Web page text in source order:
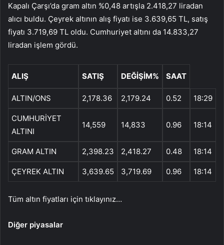
Kapalı Çarşı’da gram altın %0,48 artışla 2.418,27 liradan
alıcı buldu. Çeyrek altının alış fiyatı ise 3.639,65 TL, satış
fiyatı 3.719,69 TL oldu. Cumhuriyet altını da 14.833,27
liradan işlem gördü.
ALIŞ SATIŞ DEĞİŞİM% SAAT
ALTIN/ONS 2,178.36 2,179.24 0.52 18:29
CUMHURİYET
ALTINI
14,559 14,833 0.96 18:14
GRAM ALTIN 2,398.23 2,418.27 0.48 18:14
ÇEYREK ALTIN 3,639.65 3,719.69 0.96 18:14
Tüm altın fiyatları için tıklayınız…
Diğer piyasalar